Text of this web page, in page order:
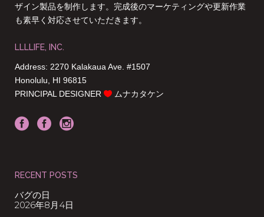
ザイン製品を制作します。完成後のマーケティングや更新作業
も素早く対応させていただきます。
LLLLIFE, INC.
Address: 2270 Kalakaua Ave. #1507
Honolulu, HI 96815
PRINCIPAL DESIGNER
ムナカタケン
RECENT POSTS
バグの日
2026年8月4日